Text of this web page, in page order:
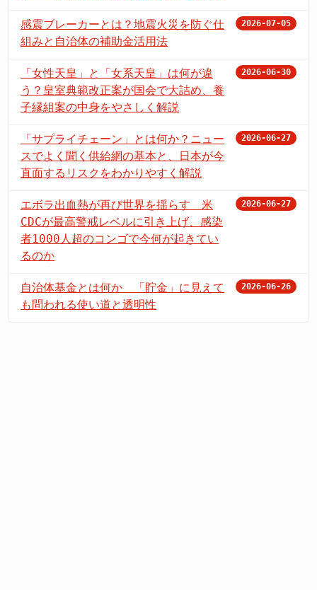
感震ブレーカーとは？地震火災を防ぐ仕
組みと自治体の補助金活用法
2026-07-05
「女性天皇」と「女系天皇」は何が違
う？皇室典範改正案が国会で大詰め、養
子縁組案の中身をやさしく解説
2026-06-30
「サプライチェーン」とは何か？ニュー
スでよく聞く供給網の基本と、日本が今
直面するリスクをわかりやすく解説
2026-06-27
エボラ出血熱が再び世界を揺らす 米
CDCが最高警戒レベルに引き上げ、感染
者1000人超のコンゴで今何が起きてい
るのか
2026-06-27
自治体基金とは何か 「貯金」に見えて
も問われる使い道と透明性
2026-06-26